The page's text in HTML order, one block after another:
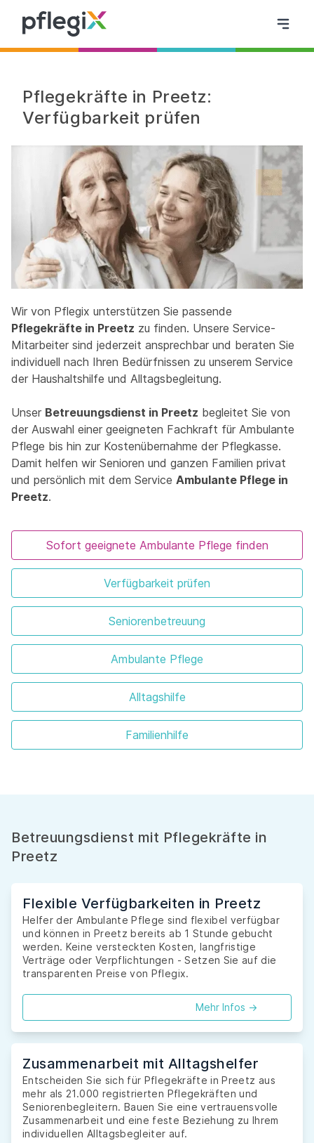
Pflegekräfte in Preetz:
Verfügbarkeit prüfen
Wir von Pflegix unterstützen Sie passende
Pflegekräfte in Preetz zu finden. Unsere Service-
Mitarbeiter sind jederzeit ansprechbar und beraten Sie
individuell nach Ihren Bedürfnissen zu unserem Service
der Haushaltshilfe und Alltagsbegleitung.
Unser Betreuungsdienst in Preetz begleitet Sie von
der Auswahl einer geeigneten Fachkraft für Ambulante
Pflege bis hin zur Kostenübernahme der Pflegkasse.
Damit helfen wir Senioren und ganzen Familien privat
und persönlich mit dem Service Ambulante Pflege in
Preetz.
Sofort geeignete Ambulante Pflege finden
Verfügbarkeit prüfen
Seniorenbetreuung
Ambulante Pflege
Alltagshilfe
Familienhilfe
Betreuungsdienst mit Pflegekräfte in
Preetz
Flexible Verfügbarkeiten in Preetz
Helfer der Ambulante Pflege sind flexibel verfügbar
und können in Preetz bereits ab 1 Stunde gebucht
werden. Keine versteckten Kosten, langfristige
Verträge oder Verpflichtungen - Setzen Sie auf die
transparenten Preise von Pflegix.
Mehr Infos ->
Zusammenarbeit mit Alltagshelfer
Entscheiden Sie sich für Pflegekräfte in Preetz aus
mehr als 21.000 registrierten Pflegekräften und
Seniorenbegleitern. Bauen Sie eine vertrauensvolle
Zusammenarbeit und eine feste Beziehung zu Ihrem
individuellen Alltagsbegleiter auf.